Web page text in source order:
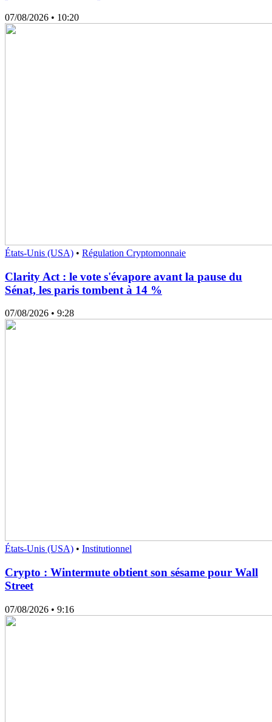
07/08/2026 • 10:20
États-Unis (USA) • Régulation Cryptomonnaie
Clarity Act : le vote s'évapore avant la pause du
Sénat, les paris tombent à 14 %
07/08/2026 • 9:28
États-Unis (USA) • Institutionnel
Crypto : Wintermute obtient son sésame pour Wall
Street
07/08/2026 • 9:16